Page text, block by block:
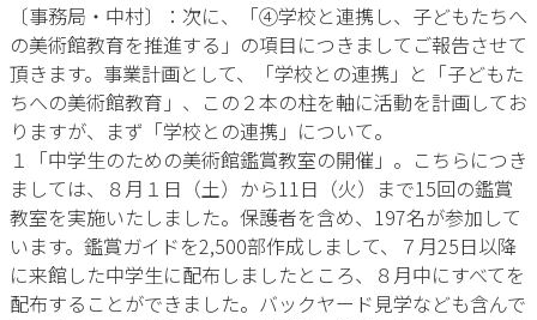
〔事務局・中村〕：次に、「④学校と連携し、子どもたちへ
の美術館教育を推進する」の項目につきましてご報告させて
頂きます。事業計画として、「学校との連携」と「子どもた
ちへの美術館教育」、この２本の柱を軸に活動を計画してお
りますが、まず「学校との連携」について。
１「中学生のための美術館鑑賞教室の開催」。こちらにつき
ましては、８月１日（土）から11日（火）まで15回の鑑賞
教室を実施いたしました。保護者を含め、197名が参加して
います。鑑賞ガイドを2,500部作成しまして、７月25日以降
に来館した中学生に配布しましたところ、８月中にすべてを
配布することができました。バックヤード見学なども含んで